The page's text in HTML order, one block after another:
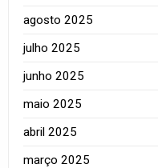
agosto 2025
julho 2025
junho 2025
maio 2025
abril 2025
março 2025